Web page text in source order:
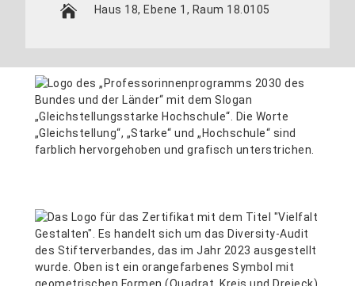
Haus 18, Ebene 1, Raum 18.0105